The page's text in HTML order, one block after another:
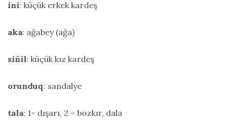
ini: küçük erkek kardeş
aka: ağabey (ağa)
siñil: küçük kız kardeş
orunduq: sandalye
tala: 1- dışarı, 2 – bozkır, dala